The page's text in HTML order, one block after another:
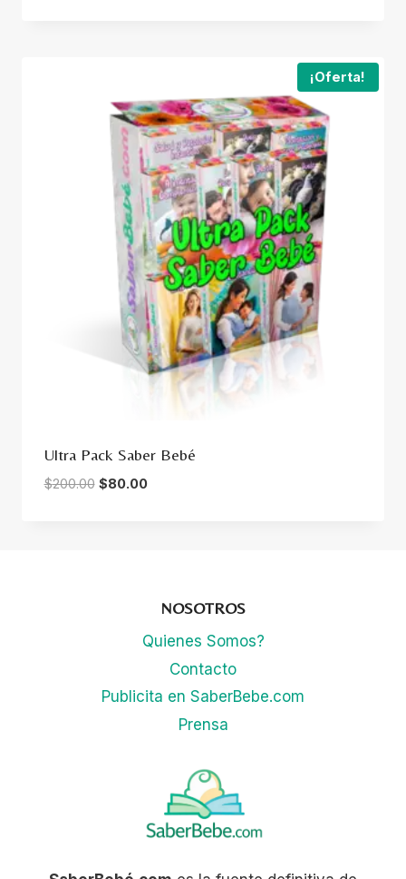
¡Oferta!
Ultra Pack Saber Bebé
$200.00 El
$80.00El
NOSOTROS
Quienes Somos?
Contacto
Publicita en SaberBebe.com
Prensa